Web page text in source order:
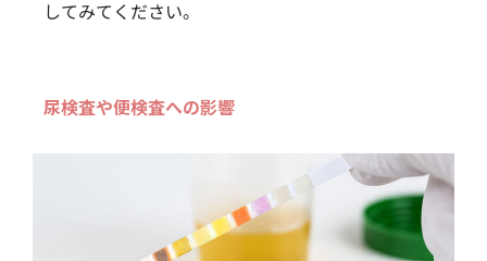
してみてください。
尿検査や便検査への影響